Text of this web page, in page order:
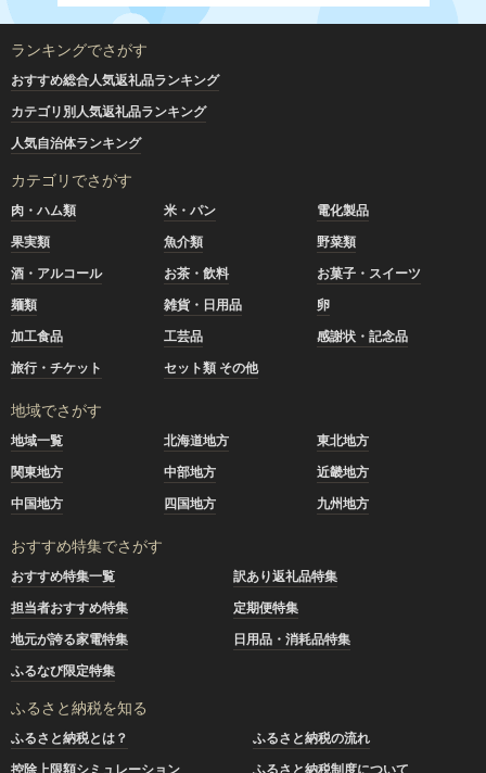
ランキングでさがす
おすすめ総合人気返礼品ランキング
カテゴリ別人気返礼品ランキング
人気自治体ランキング
カテゴリでさがす
肉・ハム類 米・パン
電化製品
果実類
魚介類
野菜類
酒・アルコール
お茶・飲料
お菓子・スイーツ
麺類
雑貨・日用品
卵
加工食品
工芸品
感謝状・記念品
旅行・チケット
セット類 その他
地域でさがす
地域一覧 北海道地方
東北地方
関東地方
中部地方
近畿地方
中国地方
四国地方 九州地方
おすすめ特集でさがす
おすすめ特集一覧
訳あり返礼品特集
担当者おすすめ特集
定期便特集
地元が誇る家電特集
日用品・消耗品特集
ふるなび限定特集
ふるさと納税を知る
ふるさと納税とは？
ふるさと納税の流れ
控除上限額シミュレーション
ふるさと納税制度について